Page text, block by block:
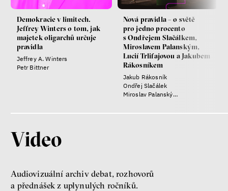
Demokracie v limitech.
Jeffrey Winters o tom, jak
majetek oligarchů určuje
pravidla
Jeffrey A. Winters
Petr Bittner
Nová pravidla – o světě
pro jedno procento
s Ondřejem Slačálkem,
Miroslavem Palanským,
Lucií Trlifajovou a Jakubem
Rákosníkem
Jakub Rákosník
Ondřej Slačálek
Miroslav Palanský
Kateřina Smejkalová
Video
Audiovizuální archiv debat, rozhovorů
a přednášek z uplynulých ročníků.